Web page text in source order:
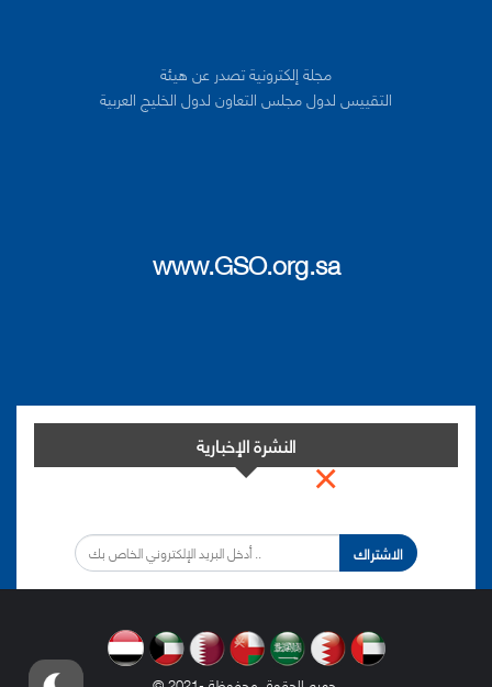
مجلة إلكترونية تصدر عن هيئة
التقييس لدول مجلس التعاون لدول الخليج العربية
www.GSO.org.sa
النشرة الإخبارية
الاشتراك
×